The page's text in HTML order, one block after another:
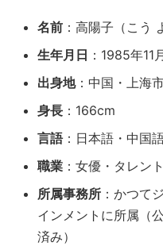
名前 ：高陽子（こう
生年月日 ：1985年11
出身地：中国・上海
身長 ：166cm
言語：日本語・中国
職業 ：女優・タレン
所属事務所 ：かつて
インメントに所属（
済み）